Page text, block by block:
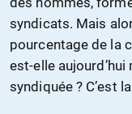
syndicats. Mais
pourcentage de la
est-elle
syndiquée ? C’est